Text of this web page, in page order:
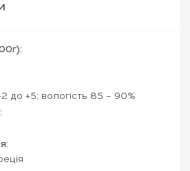
до +5; вологість 85 - 90%